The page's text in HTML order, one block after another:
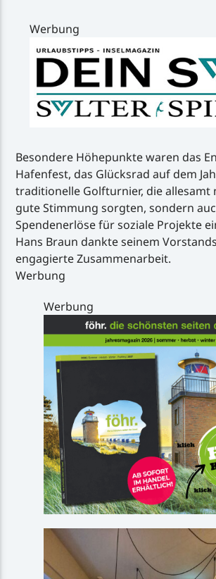
Werbung
Besondere Höhepunkte waren das
Hafenfest, das Glücksrad auf dem
traditionelle Golfturnier, die
gute Stimmung sorgten, sondern
Spendenerlöse für soziale Projekte
Hans Braun dankte seinem
engagierte Zusammenarbeit.
Werbung
Werbung